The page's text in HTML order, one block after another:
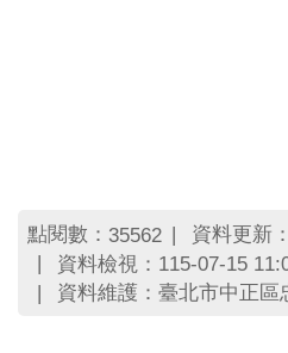
點閱數： 35562
資料更新
資料檢視：115-07-15
資料維護：臺北市中正區